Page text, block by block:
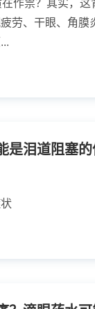
在作祟？其实，
劳、干眼、角膜
是泪道阻塞